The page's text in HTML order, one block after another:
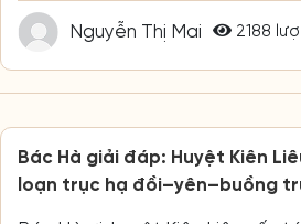
Nguyễn Thị Mai 2188
Bác Hà giải đáp: Huyệt Kiên
loạn trục hạ đồi–yên–buồng